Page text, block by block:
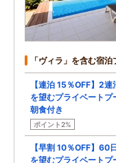
「ヴィラ」を含む宿泊
【連泊 15％OFF】2
を望むプライベートプ
朝食付き
ポイント2%
【早割 10％OFF】60
を望むプライベートプ